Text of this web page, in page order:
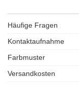
Häufige Fragen
Kontaktaufnahme
Farbmuster
Versandkosten